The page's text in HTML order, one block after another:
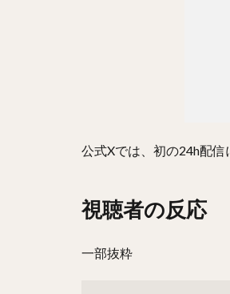
公式Xでは、初の24h配信
視聴者の反応
一部抜粋